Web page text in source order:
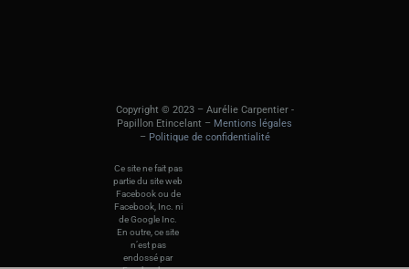
Copyright © 2023 – Aurélie Carpentier -
Papillon Etincelant – Mentions légales
– Politique de confidentialité
Ce site ne fait pas
partie du site web
Facebook ou de
Facebook, Inc. ni
de Google Inc.
En outre, ce site
n’est pas
endossé par